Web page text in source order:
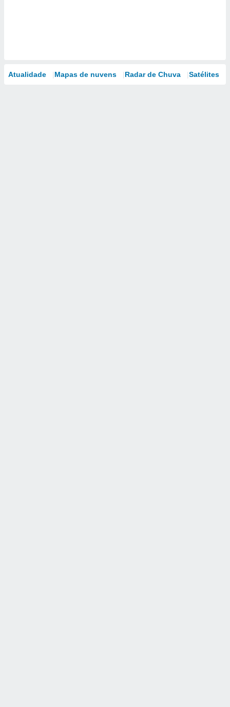
Atualidade Mapas de nuvens Radar de Chuva Satélites